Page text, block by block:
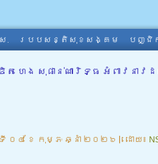
. របបសន្តិសុខសង្គម បញ្ជិក
ហេង សុផាន់ណារិទ្ធ អំពាវនាវ
០៤ ខែ កុម្ភៈ ឆ្នាំ ២០២៦ | ដោយ៖